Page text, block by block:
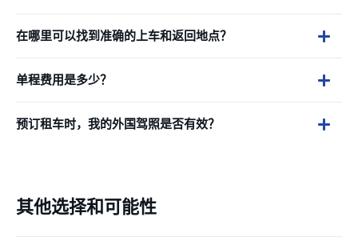
在哪里可以找到准确的上车和返回地点？
单程费用是多少？
预订租车时，我的外国驾照是否有效？
其他选择和可能性